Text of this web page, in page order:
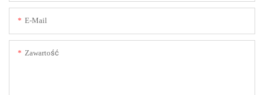
E-Mail
Zawartość